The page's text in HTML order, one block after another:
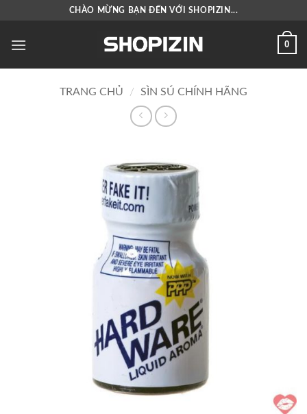
nội
CHÀO MỪNG BẠN ĐẾN VỚI SHOPIZIN...
0
TRANG CHỦ / SÌN SÚ CHÍNH HÃNG